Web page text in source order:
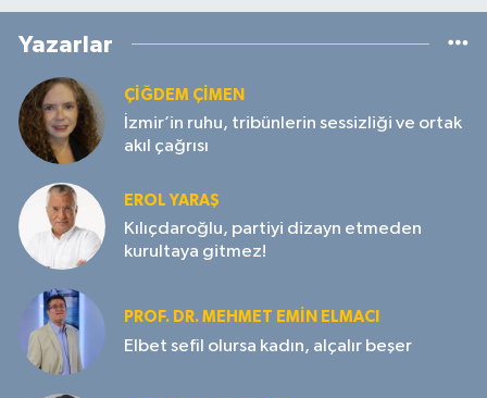
Yazarlar
ÇIĞDEM ÇIMEN
İzmir’in ruhu, tribünlerin sessizliği ve ortak
akıl çağrısı
EROL YARAŞ
Kılıçdaroğlu, partiyi dizayn etmeden
kurultaya gitmez!
PROF. DR. MEHMET EMIN ELMACI
Elbet sefil olursa kadın, alçalır beşer